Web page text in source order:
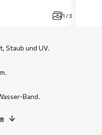
1 / 3
Staub und UV.
Band.